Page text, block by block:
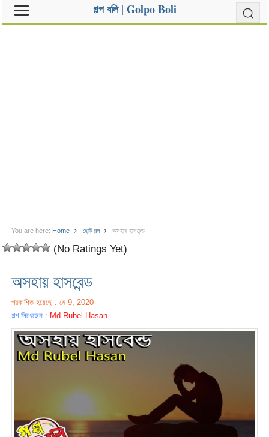
গল্প বলি | Golpo Boli
You are here: Home ছোট গল্প অসহায় হাসবেন্ড
(No Ratings Yet)
অসহায় হাসবেন্ড
প্রকাশিত হয়েছে : মে 9, 2020
গল্প লিখেছেন : Md Rubel Hasan